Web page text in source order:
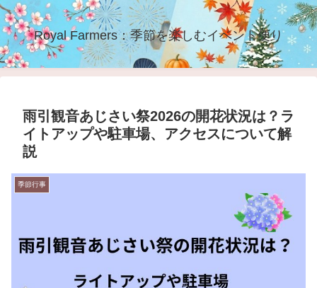
Royal Farmers：季節を楽しむイベント便り
雨引観音あじさい祭2026の開花状況は？ラ
イトアップや駐車場、アクセスについて解
説
季節行事